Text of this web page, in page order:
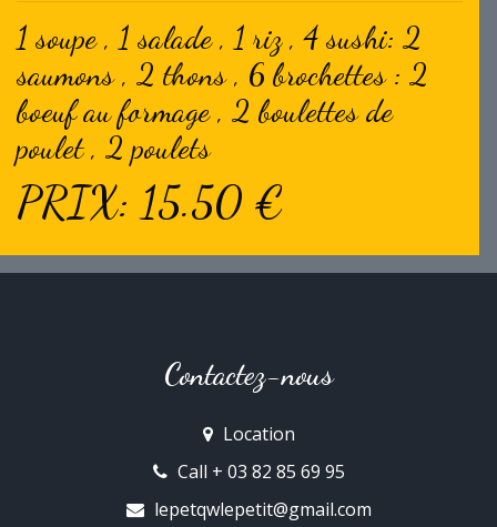
1 soupe , 1 salade , 1 riz , 4 sushi: 2
saumons , 2 thons , 6 brochettes : 2
boeuf au formage , 2 boulettes de
poulet , 2 poulets
PRIX: 15.50 €
Contactez-nous
Location
Call + 03 82 85 69 95
lepetqwlepetit@gmail.com